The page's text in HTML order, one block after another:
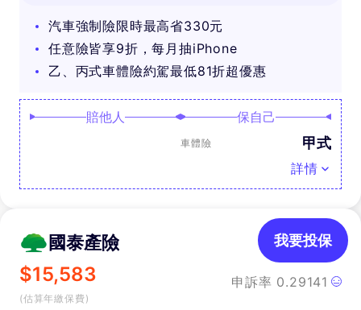
汽車強制險限時最高省330元
任意險皆享9折，每月抽iPhone
乙、丙式車體險約駕最低81折超優惠
賠他人 保自己
車體險 甲式
詳情
國泰產險
$15,583
(估算年繳保費)
申訴率 0.29141
我要投保